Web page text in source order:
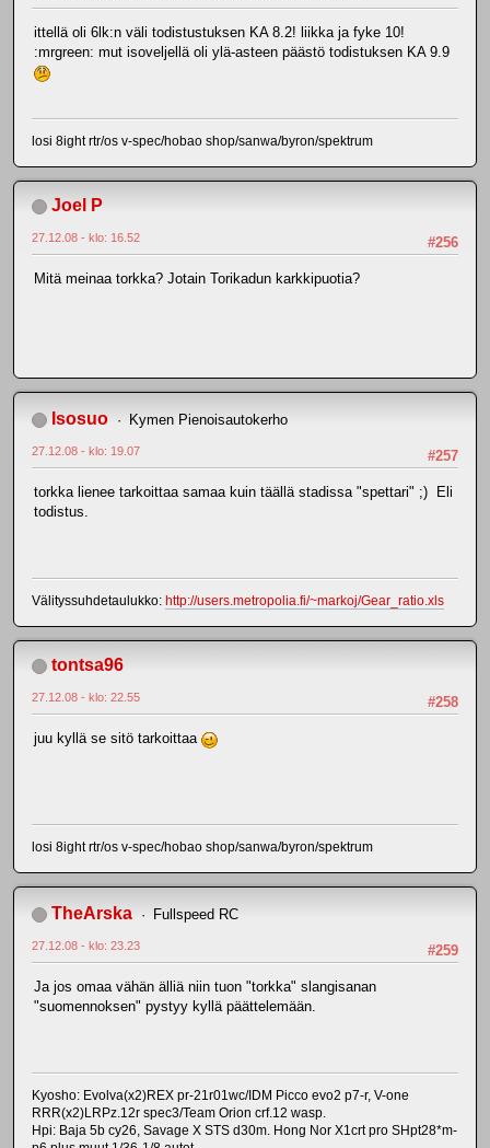
ittellä oli 6lk:n väli todistustuksen KA 8.2! liikka ja fyke 10!
:mrgreen: mut isoveljellä oli ylä-asteen päästö todistuksen KA 9.9
losi 8ight rtr/os v-spec/hobao shop/sanwa/byron/spektrum
Joel P
#256
27.12.08 - klo: 16.52
Mitä meinaa torkka? Jotain Torikadun karkkipuotia?
Isosuo Kymen Pienoisautokerho
#257
27.12.08 - klo: 19.07
torkka lienee tarkoittaa samaa kuin täällä stadissa "spettari" ;) Eli
todistus.
Välityssuhdetaulukko: http://users.metropolia.fi/~markoj/Gear_ratio.xls
tontsa96
#258
27.12.08 - klo: 22.55
juu kyllä se sitö tarkoittaa
losi 8ight rtr/os v-spec/hobao shop/sanwa/byron/spektrum
TheArska Fullspeed RC
#259
27.12.08 - klo: 23.23
Ja jos omaa vähän älliä niin tuon "torkka" slangisanan
"suomennoksen" pystyy kyllä päättelemään.
Kyosho: Evolva(x2)REX pr-21r01wc/IDM Picco evo2 p7-r, V-one
RRR(x2)LRPz.12r spec3/Team Orion crf.12 wasp.
Hpi: Baja 5b cy26, Savage X STS d30m. Hong Nor X1crt pro SHpt28*m-